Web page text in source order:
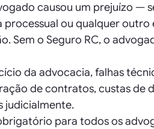
causou um prejuízo —
ou qualquer
Sem o Seguro RC, o
da advocacia, falhas
de contratos, custas de
judicialmente.
para todos os